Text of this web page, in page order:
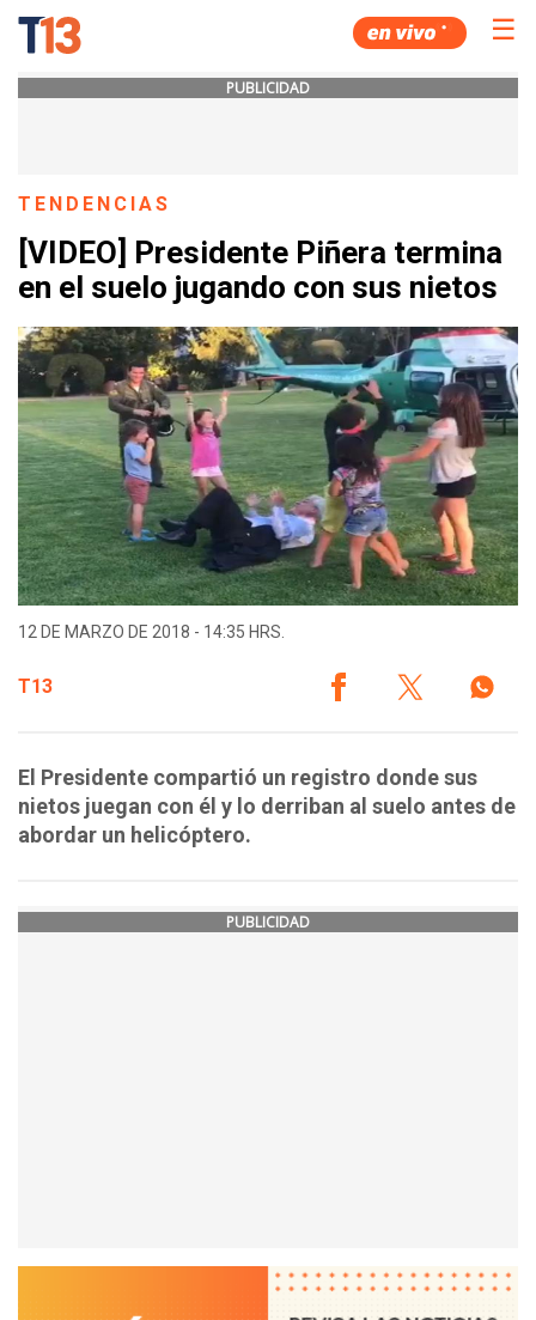
☰
PUBLICIDAD
TENDENCIAS
[VIDEO] Presidente Piñera termina
en el suelo jugando con sus nietos
12 DE MARZO DE 2018 - 14:35 HRS.
T13
El Presidente compartió un registro donde sus
nietos juegan con él y lo derriban al suelo antes de
abordar un helicóptero.
PUBLICIDAD